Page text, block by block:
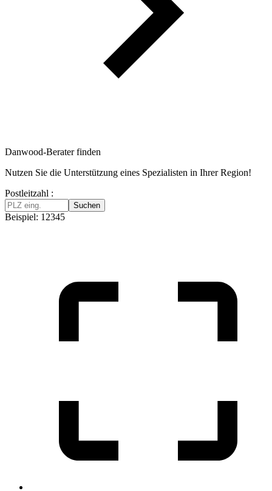
Danwood-Berater finden
Nutzen Sie die Unterstützung eines Spezialisten in Ihrer Region!
Postleitzahl :
Suchen
Beispiel: 12345